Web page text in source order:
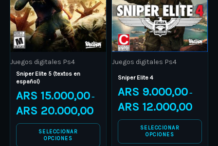
Juegos digitales Ps4
Sniper Elite 5 (textos en
español)
ARS 15.000,00 –
ARS 20.000,00
SELECCIONAR
OPCIONES
The
options
may
be
chosen
on
the
product
Juegos digitales Ps4
Sniper Elite 4
ARS 9.000,00 –
ARS 12.000,00
SELECCIONAR
OPCIONES
The
options
may
be
chosen
on
the
product
page